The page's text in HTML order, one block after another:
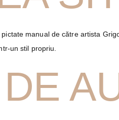
manual de către artista
un stil propriu.